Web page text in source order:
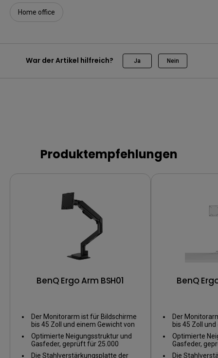
Home office
War der Artikel hilfreich? Ja Nein
Produktempfehlungen
BenQ Ergo Arm BSH01
Der Monitorarm ist für Bildschirme
bis 45 Zoll und einem Gewicht von
1,8 bis 20 kg geeignet, sowie
kompatibel mit VESA-
Montagemustern von 75x75 mm
und 100x100 mm.
Optimierte Neigungsstruktur und
Gasfeder, geprüft für 25.000
Bewegungen, bieten zuverlässige
Die Stahlverstärkungsplatte der
BenQ
Der
bis 45 Zoll
1,8 bis 20 kg
kompatibel
und 100x100
Optimierte
Gasfeder,
Bewegungen,
Die